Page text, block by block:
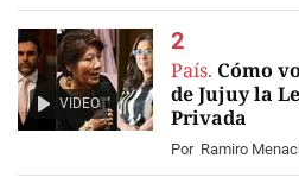
VIDEO
País. Cómo
de Jujuy la
Privada
Por Ramiro